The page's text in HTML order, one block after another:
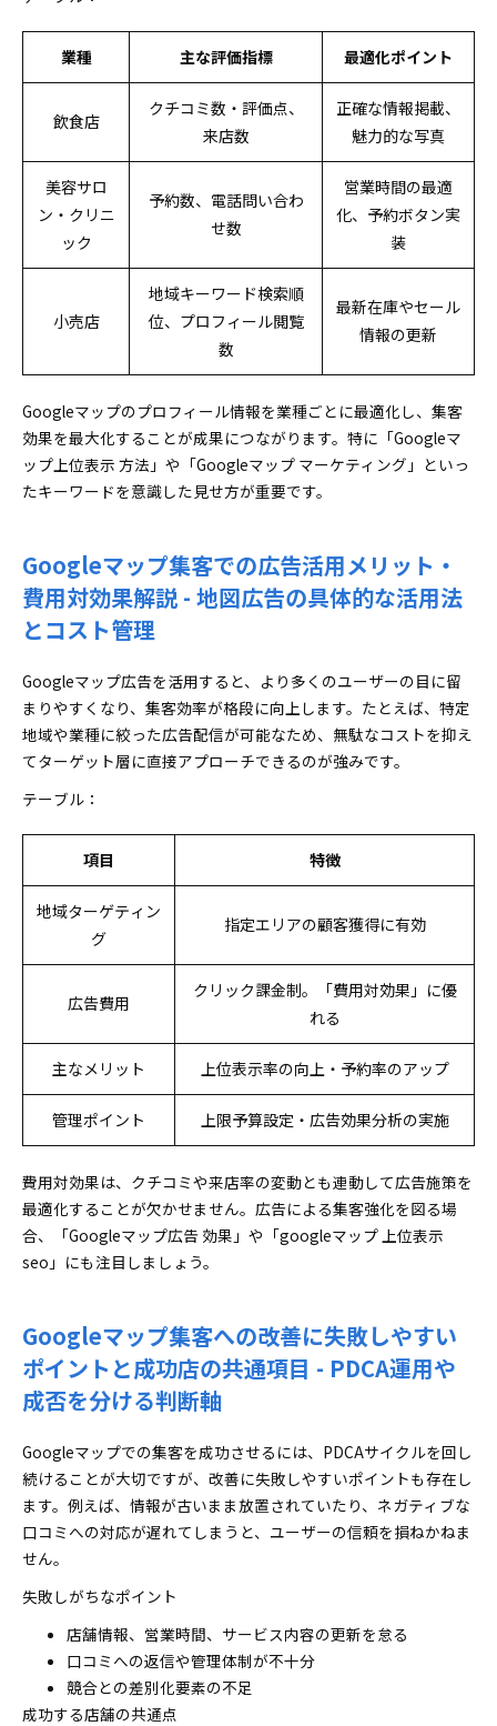
業種 主な評価指標 最適化ポイント
飲食店
クチコミ数・評価点、
来店数
正確な情報掲載、
魅力的な写真
美容サロ
ン・クリニ
ック
予約数、電話問い合わ
せ数
営業時間の最適
化、予約ボタン実
装
小売店
地域キーワード検索順
位、プロフィール閲覧
数
最新在庫やセール
情報の更新
Googleマップのプロフィール情報を業種ごとに最適化し、集客
効果を最大化することが成果につながります。特に「Googleマ
ップ上位表示 方法」や「Googleマップ マーケティング」といっ
たキーワードを意識した見せ方が重要です。
Googleマップ集客での広告活用メリット・
費用対効果解説 - 地図広告の具体的な活用法
とコスト管理
Googleマップ広告を活用すると、より多くのユーザーの目に留
まりやすくなり、集客効率が格段に向上します。たとえば、特定
地域や業種に絞った広告配信が可能なため、無駄なコストを抑え
てターゲット層に直接アプローチできるのが強みです。
テーブル：
項目 特徴
地域ターゲティン
グ
指定エリアの顧客獲得に有効
広告費用
クリック課金制。「費用対効果」に優
れる
主なメリット 上位表示率の向上・予約率のアップ
管理ポイント 上限予算設定・広告効果分析の実施
費用対効果は、クチコミや来店率の変動とも連動して広告施策を
最適化することが欠かせません。広告による集客強化を図る場
合、「Googleマップ広告 効果」や「googleマップ 上位表示
seo」にも注目しましょう。
Googleマップ集客への改善に失敗しやすい
ポイントと成功店の共通項目 - PDCA運用や
成否を分ける判断軸
Googleマップでの集客を成功させるには、PDCAサイクルを回し
続けることが大切ですが、改善に失敗しやすいポイントも存在し
ます。例えば、情報が古いまま放置されていたり、ネガティブな
口コミへの対応が遅れてしまうと、ユーザーの信頼を損ねかねま
せん。
失敗しがちなポイント
店舗情報、営業時間、サービス内容の更新を怠る
口コミへの返信や管理体制が不十分
競合との差別化要素の不足
成功する店舗の共通点